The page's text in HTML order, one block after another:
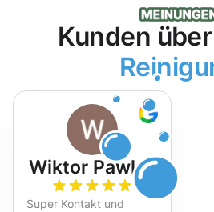
Kunden
Wiktor Pawlak
Super Kontakt und